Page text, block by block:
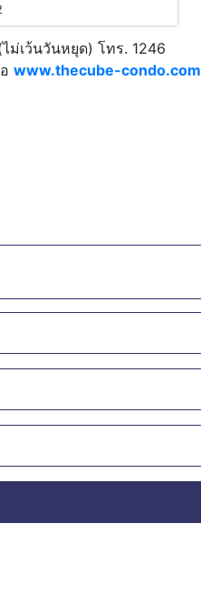
ม่เว้นวันหยุด) โทร. 1246
www.thecube-condo.com